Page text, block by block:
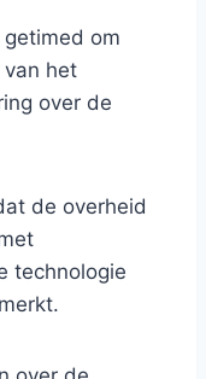
om
het
over de
de overheid
technologie